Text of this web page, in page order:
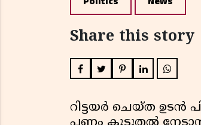
Share this story
റിട്ടയർ ചെയ്ത